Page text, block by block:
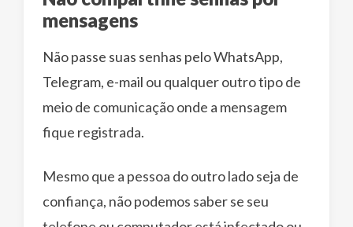
mensagens
Não passe suas senhas pelo WhatsApp,
Telegram, e-mail ou qualquer outro tipo de
meio de comunicação onde a mensagem
fique registrada.
Mesmo que a pessoa do outro lado seja de
confiança, não podemos saber se seu